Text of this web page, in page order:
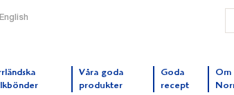
English
Våra goda
produkter
Goda
recept
Om